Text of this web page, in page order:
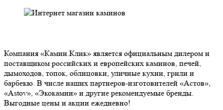
Компания «Камин.Клик» является официальным дилером и
поставщиком российских и европейских каминов, печей,
дымоходов, топок, облицовки, уличные кухни, грили и
барбекю. В числе наших партнеров-изготовителей «Астов»,
«Astov», «Экокамин» и другие рекомендуемые бренды.
Выгодные цены и акции ежедневно!